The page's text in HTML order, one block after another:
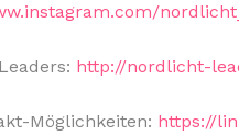
http://nordlicht-
Möglichkeiten: https://